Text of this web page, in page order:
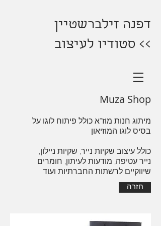
דפנה זילברשטיין
>> סטודיו לעיצוב
Muza Shop
מיתוג חנות מוז"א כולל פיתוח לוגו על
בסיס לוגו המוזיאון
כולל עיצוב שקיות נייר, שקיות ניילון,
נייר עטיפה, מודעות לעיתון, חומרים
שיווקיים לרשתות החברתיות ועוד
חזרה